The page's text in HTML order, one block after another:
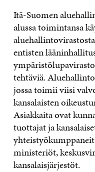
Itä-Suomen
alussa toimintansa
entisten
tehtäviä.
jossa toimii viisi
kansalaisten
Asiakkaita ovat
tuottajat ja
ministeriöt,
kansalaisjärjestöt.